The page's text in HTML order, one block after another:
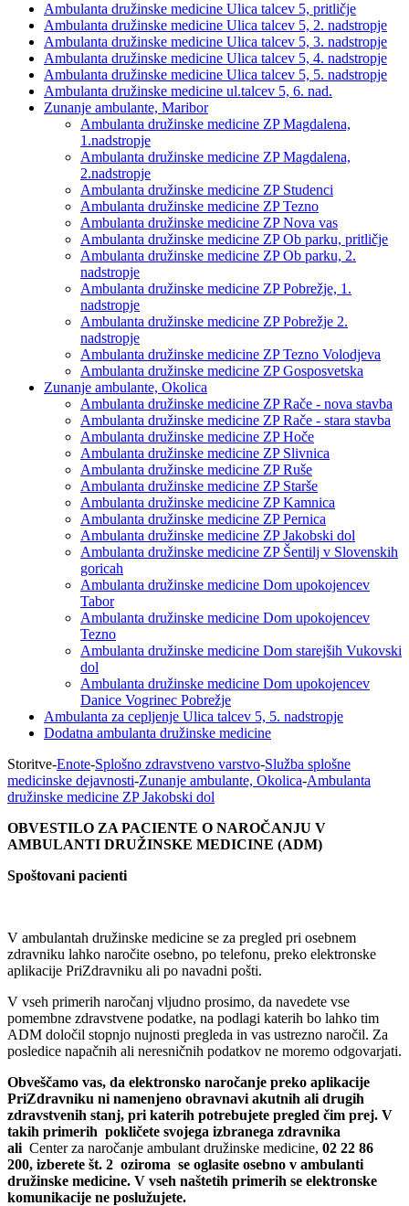
Ambulanta družinske medicine Ulica talcev 5, pritličje
Ambulanta družinske medicine Ulica talcev 5, 2. nadstropje
Ambulanta družinske medicine Ulica talcev 5, 3. nadstropje
Ambulanta družinske medicine Ulica talcev 5, 4. nadstropje
Ambulanta družinske medicine Ulica talcev 5, 5. nadstropje
Ambulanta družinske medicine ul.talcev 5, 6. nad.
Zunanje ambulante, Maribor
Ambulanta družinske medicine ZP Magdalena,
1.nadstropje
Ambulanta družinske medicine ZP Magdalena,
2.nadstropje
Ambulanta družinske medicine ZP Studenci
Ambulanta družinske medicine ZP Tezno
Ambulanta družinske medicine ZP Nova vas
Ambulanta družinske medicine ZP Ob parku, pritličje
Ambulanta družinske medicine ZP Ob parku, 2.
nadstropje
Ambulanta družinske medicine ZP Pobrežje, 1.
nadstropje
Ambulanta družinske medicine ZP Pobrežje 2.
nadstropje
Ambulanta družinske medicine ZP Tezno Volodjeva
Ambulanta družinske medicine ZP Gosposvetska
Zunanje ambulante, Okolica
Ambulanta družinske medicine ZP Rače - nova stavba
Ambulanta družinske medicine ZP Rače - stara stavba
Ambulanta družinske medicine ZP Hoče
Ambulanta družinske medicine ZP Slivnica
Ambulanta družinske medicine ZP Ruše
Ambulanta družinske medicine ZP Starše
Ambulanta družinske medicine ZP Kamnica
Ambulanta družinske medicine ZP Pernica
Ambulanta družinske medicine ZP Jakobski dol
Ambulanta družinske medicine ZP Šentilj v Slovenskih
goricah
Ambulanta družinske medicine Dom upokojencev
Tabor
Ambulanta družinske medicine Dom upokojencev
Tezno
Ambulanta družinske medicine Dom starejših Vukovski
dol
Ambulanta družinske medicine Dom upokojencev
Danice Vogrinec Pobrežje
Ambulanta za cepljenje Ulica talcev 5, 5. nadstropje
Dodatna ambulanta družinske medicine
Storitve-Enote-Splošno zdravstveno varstvo-Služba splošne
medicinske dejavnosti-Zunanje ambulante, Okolica-Ambulanta
družinske medicine ZP Jakobski dol
OBVESTILO ZA PACIENTE O NAROČANJU V
AMBULANTI DRUŽINSKE MEDICINE (ADM)
Spoštovani pacienti
V ambulantah družinske medicine se za pregled pri osebnem
zdravniku lahko naročite osebno, po telefonu, preko elektronske
aplikacije PriZdravniku ali po navadni pošti.
V vseh primerih naročanj vljudno prosimo, da navedete vse
pomembne zdravstvene podatke, na podlagi katerih bo lahko tim
ADM določil stopnjo nujnosti pregleda in vas ustrezno naročil. Za
posledice napačnih ali neresničnih podatkov ne moremo odgovarjati.
Obveščamo vas, da elektronsko naročanje preko aplikacije
PriZdravniku ni namenjeno obravnavi akutnih ali drugih
zdravstvenih stanj, pri katerih potrebujete pregled čim prej. V
takih primerih pokličete svojega izbranega zdravnika
ali Center za naročanje ambulant družinske medicine, 02 22 86
200, izberete št. 2 oziroma se oglasite osebno v ambulanti
družinske medicine. V vseh naštetih primerih se elektronske
komunikacije ne poslužujete.